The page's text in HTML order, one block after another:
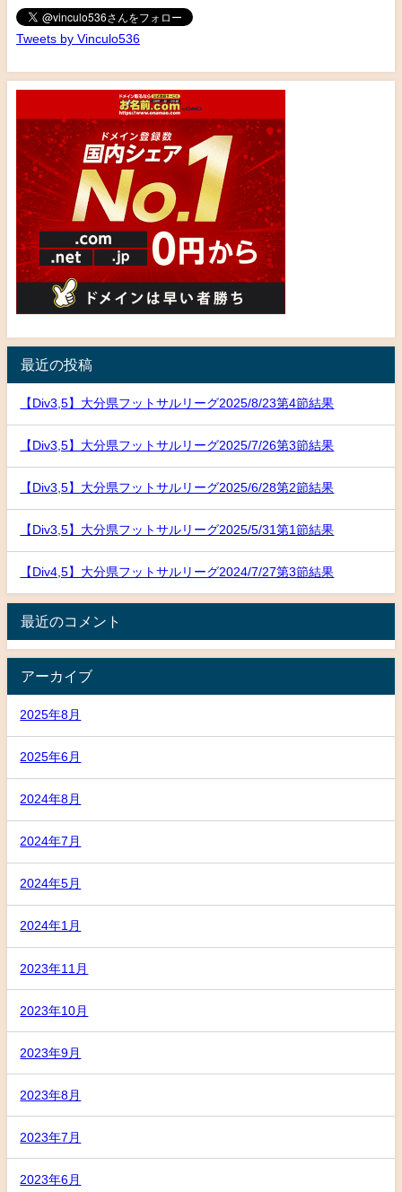
Tweets by Vinculo536
最近の投稿
【Div3,5】大分県フットサルリーグ2025/8/23第4節結果
【Div3,5】大分県フットサルリーグ2025/7/26第3節結果
【Div3,5】大分県フットサルリーグ2025/6/28第2節結果
【Div3,5】大分県フットサルリーグ2025/5/31第1節結果
【Div4,5】大分県フットサルリーグ2024/7/27第3節結果
最近のコメント
アーカイブ
2025年8月
2025年6月
2024年8月
2024年7月
2024年5月
2024年1月
2023年11月
2023年10月
2023年9月
2023年8月
2023年7月
2023年6月